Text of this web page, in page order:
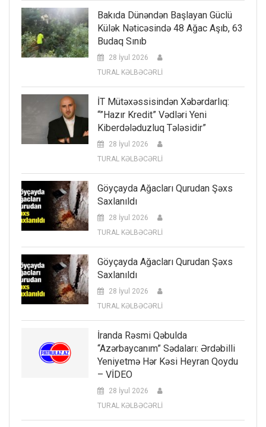
Bakıda Dünəndən Başlayan Güclü
Külək Nəticəsində 48 Ağac Aşıb, 63
Budaq Sınıb
28 İyul 2026
TURAL KƏLBƏCƏRLİ
İT Mütəxəssisindən Xəbərdarlıq:
“”Hazır Kredit” Vədləri Yeni
Kiberdələduzluq Tələsidir”
28 İyul 2026
TURAL KƏLBƏCƏRLİ
Göyçayda Ağacları Qurudan Şəxs
Saxlanıldı
28 İyul 2026
TURAL KƏLBƏCƏRLİ
Göyçayda Ağacları Qurudan Şəxs
Saxlanıldı
28 İyul 2026
TURAL KƏLBƏCƏRLİ
İranda Rəsmi Qəbulda
“Azərbaycanım” Sədaları: Ərdəbilli
Yeniyetmə Hər Kəsi Heyran Qoydu
– VİDEO
28 İyul 2026
TURAL KƏLBƏCƏRLİ